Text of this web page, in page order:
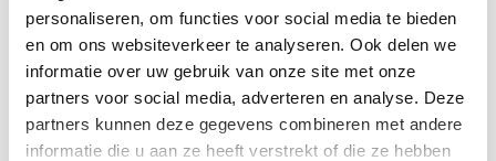
personaliseren, om functies voor social media te bieden
en om ons websiteverkeer te analyseren. Ook delen we
informatie over uw gebruik van onze site met onze
partners voor social media, adverteren en analyse. Deze
partners kunnen deze gegevens combineren met andere
informatie die u aan ze heeft verstrekt of die ze hebben
CoderDojo Lier 5/9/2026 - Voormiddag 10u00 -
Colibrant
05/09/2026
Deensestraat 6-7, Lier